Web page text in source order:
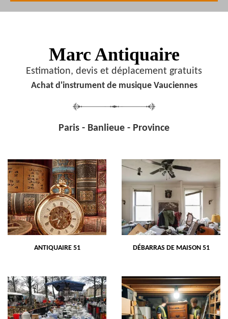
Marc Antiquaire
Estimation, devis et déplacement gratuits
Achat d'instrument de musique Vauciennes
Paris - Banlieue - Province
ANTIQUAIRE 51 DÉBARRAS DE MAISON 51